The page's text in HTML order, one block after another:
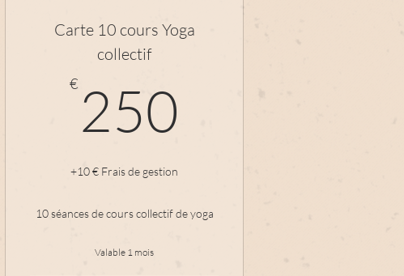
Carte 10 cours Yoga
collectif
€ 250
+10 € Frais de gestion
10 séances de cours collectif de yoga
Valable 1 mois